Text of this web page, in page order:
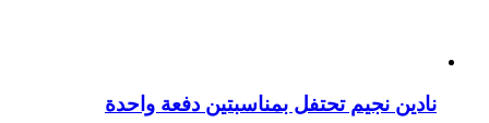
نادين نجيم تحتفل بمناسبتين دفعة واحدة